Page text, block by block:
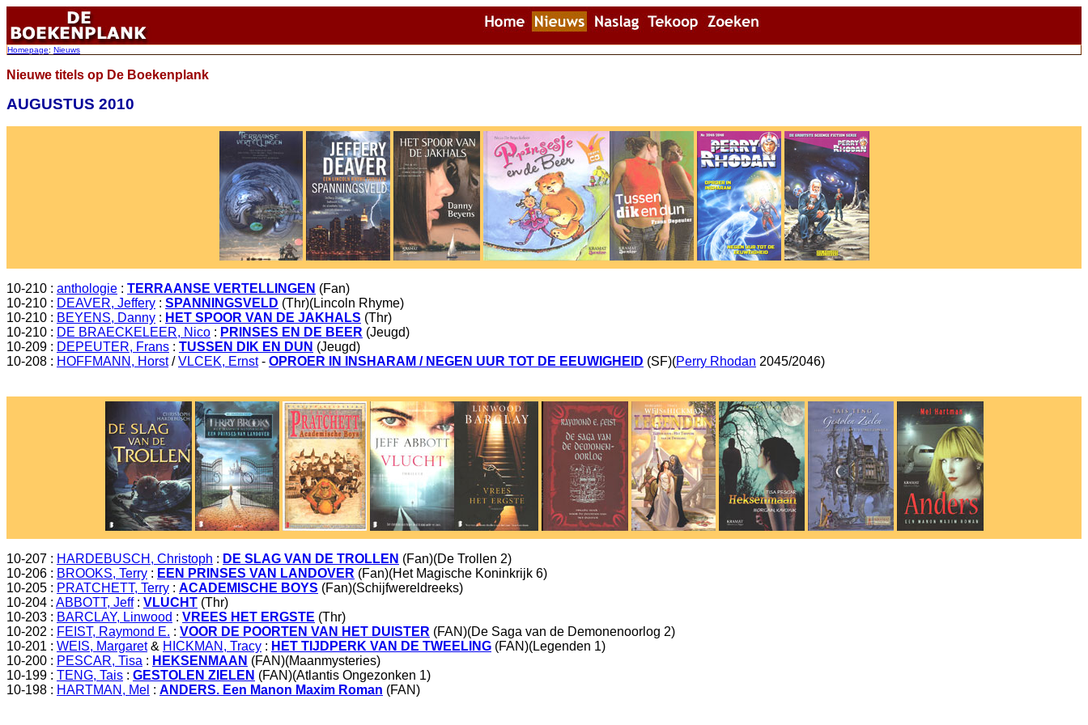
Homepage: Nieuws
Nieuwe titels op De Boekenplank
AUGUSTUS 2010
10-210 : anthologie : TERRAANSE VERTELLINGEN (Fan)
10-210 : DEAVER, Jeffery : SPANNINGSVELD (Thr)(Lincoln Rhyme)
10-210 : BEYENS, Danny : HET SPOOR VAN DE JAKHALS (Thr)
10-210 : DE BRAECKELEER, Nico : PRINSES EN DE BEER (Jeugd)
10-209 : DEPEUTER, Frans : TUSSEN DIK EN DUN (Jeugd)
10-208 : HOFFMANN, Horst/VLCEK, Ernst- OPROER IN INSHARAM / NEGEN UUR TOT DE EEUWIGHEID (SF)(Perry Rhodan 2045/2046)
10-207 : HARDEBUSCH, Christoph : DE SLAG VAN DE TROLLEN (Fan)(De Trollen 2)
10-206 : BROOKS, Terry : EEN PRINSES VAN LANDOVER (Fan)(Het Magische Koninkrijk 6)
10-205 : PRATCHETT, Terry : ACADEMISCHE BOYS (Fan)(Schijfwereldreeks)
10-204 : ABBOTT, Jeff: VLUCHT (Thr)
10-203 : BARCLAY, Linwood : VREES HET ERGSTE (Thr)
10-202 : FEIST, Raymond E. : VOOR DE POORTEN VAN HET DUISTER (FAN)(De Saga van de Demonenoorlog 2)
10-201 : WEIS, Margaret& HICKMAN, Tracy : HET TIJDPERK VAN DE TWEELING (FAN)(Legenden 1)
10-200 : PESCAR, Tisa : HEKSENMAAN (FAN)(Maanmysteries)
10-199 : TENG, Tais : GESTOLEN ZIELEN (FAN)(Atlantis Ongezonken 1)
10-198 : HARTMAN, Mel : ANDERS. Een Manon Maxim Roman (FAN)